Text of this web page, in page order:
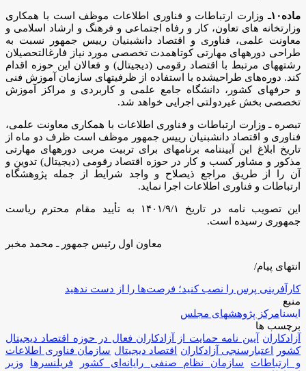
ماده۱۰ـ
وزارت ارتباطات و فناوری اطلاعات موظف است با همکاری
وزارتخانه های تعاون، کار و رفاه اجتماعی و فرهنگ و ارشاد اسلامی و
معاونت علمی، فناوری و اقتصاد دانش­بنیان رییس جمهور نسبت به
طراحی دوره­های مهارتی کوتاه­مدت تخصصی مورد نیاز فارغ­التحصیلان
رشته­های مرتبط با اقتصاد رقومی (دیجیتال) و فعالان این حوزه اقدام
کند. دوره‌­های طراحی­شده با استفاده از ظرفیت­های سازمان آموزش فنی
و حرفه­ای کشور، دانشگاه جامع علمی و کاربردی و مراکز آموزش
تخصصی بخش غیردولتی اجرایی خواهد شد.
تبصره ـ وزارت ارتباطات و فناوری اطلاعات با همکاری معاونت علمی،
فناوری و اقتصاد دانش­بنیان رییس جمهور موظف است ظرف دو ماه از
تاریخ ابلاغ این آیین­نامه برنامه­ای برای تربیت مربی دوره­های مهارتی
مذکور و مشاور کسب و کار در حوزه اقتصاد رقومی (دیجیتال) تدوین و
آن را از طریق مراجع ذی­صلاح و واجد شرایط از جمله پژوهشگاه
ارتباطات و فناوری اطلاعات اجرا نماید.
این تصویب نامه در تاریخ ۱۴۰۱/۹/۱ به تأیید مقام محترم ریاست
جمهوری رسیده است.
معاون اول رئیس جمهور ـ محمد مخبر
انتهای پیام/
کارآفرینی پرس را نصب کنید؛ فرصت‌ها را از دست ندهید
منبع
ایسنامرکز پژوهشهای مجلس
برچسب ها
آزادکاران
آیین ­نامه حمایت از آزادکاران فعال در حوزه اقتصاد دیجیتال
کشور
اعتبارسنجی آزادکاران اقتصاد دیجیتال سازمان فناوری اطلاعات
و ارتباطات
سازمان نظام صنفی رایانه‌ای کشور فریلنسرها
وزیر